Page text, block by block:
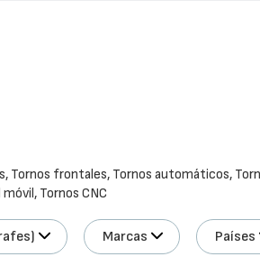
Tornos frontales, Tornos automáticos,
Tornos CNC
Marcas Países